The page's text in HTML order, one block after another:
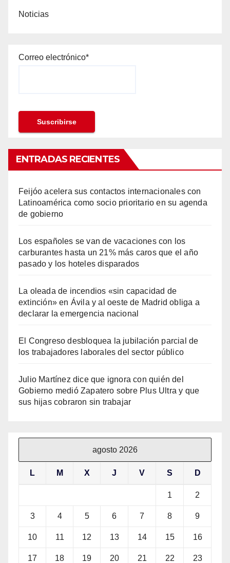
Noticias
Correo electrónico*
ENTRADAS RECIENTES
Feijóo acelera sus contactos internacionales con
Latinoamérica como socio prioritario en su agenda
de gobierno
Los españoles se van de vacaciones con los
carburantes hasta un 21% más caros que el año
pasado y los hoteles disparados
La oleada de incendios «sin capacidad de
extinción» en Ávila y al oeste de Madrid obliga a
declarar la emergencia nacional
El Congreso desbloquea la jubilación parcial de
los trabajadores laborales del sector público
Julio Martínez dice que ignora con quién del
Gobierno medió Zapatero sobre Plus Ultra y que
sus hijas cobraron sin trabajar
agosto 2026
L M X J V S D
1 2
3 4 5 6 7 8 9
10 11 12 13 14 15 16
17 18 19 20 21 22 23